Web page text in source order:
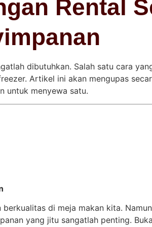
Rental
dibutuhkan. Salah satu cara
Artikel ini akan mengupas
untuk menyewa satu.
di meja makan kita.
yang jitu sangatlah penting.